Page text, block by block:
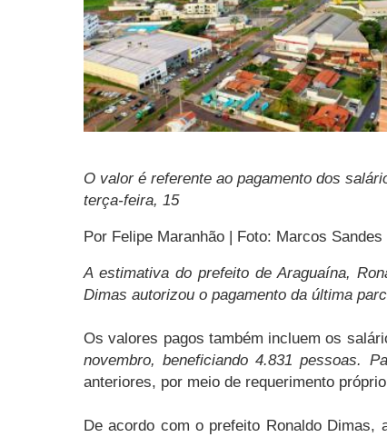
O valor é referente ao pagamento dos
terça-feira, 15
Por Felipe Maranhão | Foto: Marcos Sandes
A estimativa do prefeito de Araguaína,
Dimas autorizou o pagamento da última
Os valores pagos também incluem os
novembro, beneficiando 4.831 pessoas.
anteriores, por meio de requerimento
De acordo com o prefeito Ronaldo Dimas,